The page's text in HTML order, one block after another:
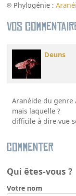
Phylogénie :
Vos
Deuns
Aranéide du genre
mais laquelle ?
difficile à dire vue
Commenter
Qui êtes-vous ?
Votre nom